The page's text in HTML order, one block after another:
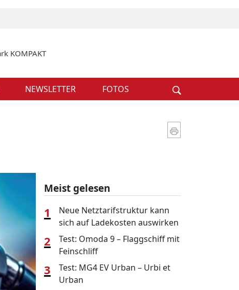
KOMPAKT
NEWSLETTER FOTOS
Meist gelesen
1
Neue Netztarifstruktur kann
sich auf Ladekosten auswirken
2
Test: Omoda 9 – Flaggschiff mit
Feinschliff
3
Test: MG4 EV Urban – Urbi et
Urban